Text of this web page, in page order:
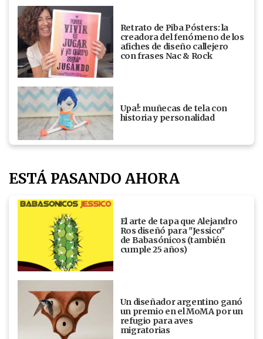
Retrato de Piba Pósters: la
creadora del fenómeno de los
afiches de diseño callejero
con frases Nac & Rock
Upa!: muñecas de tela con
historia y personalidad
ESTÁ PASANDO AHORA
El arte de tapa que Alejandro
Ros diseñó para "Jessico"
de Babasónicos (también
cumple 25 años)
Un diseñador argentino ganó
un premio en el MoMA por un
refugio para aves
migratorias